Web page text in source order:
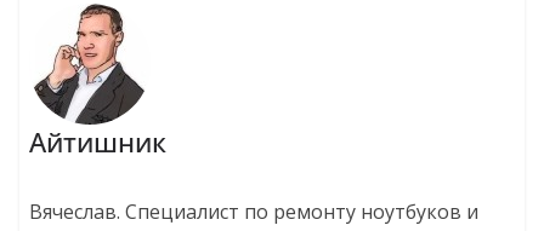
Айтишник
Вячеслав. Специалист по ремонту ноутбуков и